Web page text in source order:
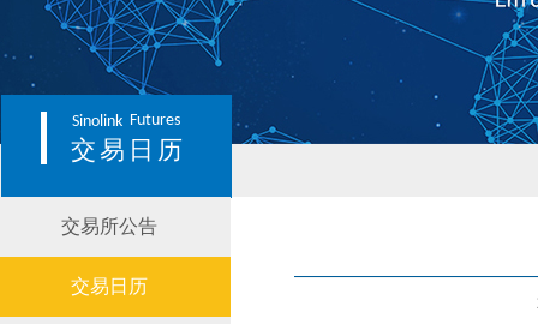
Sinolink Futures
交易日历
交易所公告
交易日历